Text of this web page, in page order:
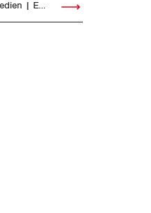
Energie und Umwelt
Artikel lesen